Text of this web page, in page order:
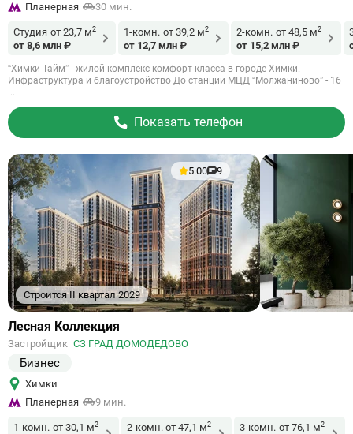
Планерная
30 мин.
Студия от 23,7 м2
от 8,6 млн ₽
1-комн. от 39,2 м2
от 12,7 млн ₽
2-комн. от 48,5 м2
от 15,2 млн ₽
“Химки Тайм” - жилой комплекс комфорт-класса в городе Химки.
Инфраструктура и благоустройство До станции МЦД “Молжаниново” - 16
...
Показать телефон
Строится II квартал 2029
5.00 9
Ссылка
объект
Лесная Коллекция
Застройщик СЗ ГРАД ДОМОДЕДОВО
Бизнес
Химки
Планерная
9 мин.
1-комн. от 30,1 м2 2-комн. от 47,1 м2 3-комн. от 76,1 м2